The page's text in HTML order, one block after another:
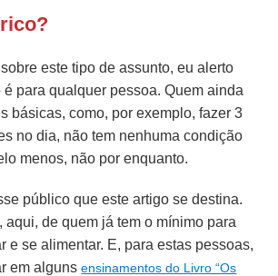
este tipo de assunto, eu alerto
para qualquer pessoa. Quem ainda
básicas, como, por exemplo, fazer 3
no dia, não tem nenhuma condição
menos, não por enquanto.
público que este artigo se destina.
aqui, de quem já tem o mínimo para
e se alimentar. E, para estas pessoas,
em algunsensinamentos do Livro “Os